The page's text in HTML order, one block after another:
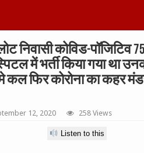
कोविड-पॉजिटिव 75
में भर्ती किया गया था
कल फिर कोरोना का कहर
12, 2020 258 Views
Listen to this